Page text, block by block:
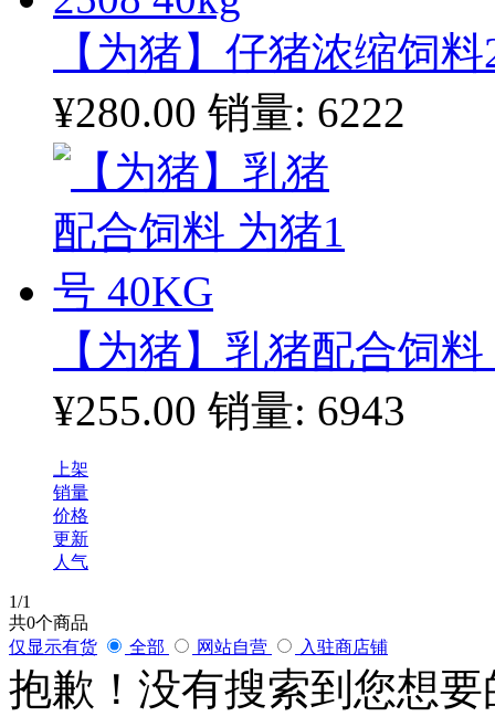
【为猪】仔猪浓缩饲
¥280.00 销量: 6222
【为猪】乳猪配合饲
¥255.00 销量: 6943
上架
销量
价格
更新
人气
1/1
共0个商品
仅显示有货
全部 网站自营 入驻商店铺
抱歉！没有搜索到您想